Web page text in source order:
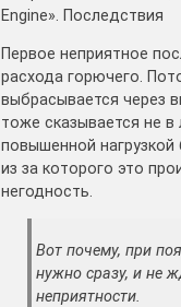
Engine». Последствия
Первое неприятное
расхода горючего.
выбрасывается через
тоже сказывается не
повышенной
из за которого это
негодность.
Вот почему, при
нужно сразу, и не
неприятности.